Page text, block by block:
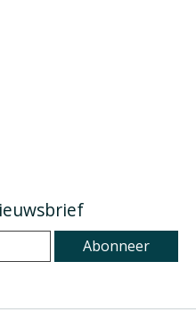
Abonneer